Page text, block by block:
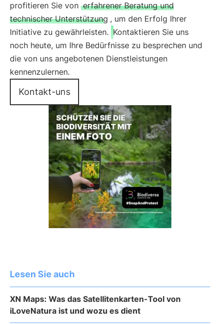
profitieren Sie von erfahrener Beratung und
technischer Unterstützung , um den Erfolg Ihrer
Initiative zu gewährleisten. Kontaktieren Sie uns
noch heute, um Ihre Bedürfnisse zu besprechen und
die von uns angebotenen Dienstleistungen
kennenzulernen.
Kontakt-uns
Lesen Sie auch
XN Maps: Was das Satellitenkarten-Tool von
iLoveNatura ist und wozu es dient